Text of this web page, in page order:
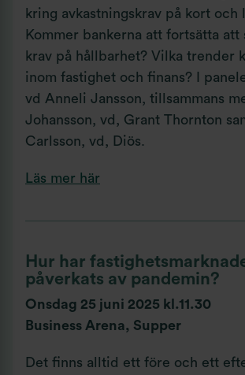
kring avkastningskrav på kort och
Kommer bankerna att fortsätta att
krav på hållbarhet? Vilka trender
inom fastighet och finans? I
vd Anneli Jansson, tillsammans
Johansson, vd, Grant Thornton
Carlsson, vd, Diös.
Läs mer här
Hur har
påverkats av pandemin?
Onsdag 25 juni 2025 kl.11.30
Business Arena, Supper
Det finns alltid ett före och ett